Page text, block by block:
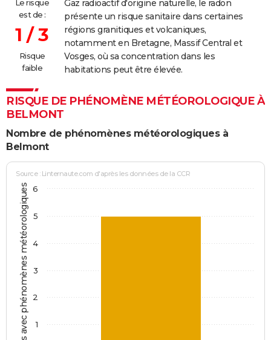
Le risque
est de :
1 / 3
Risque
faible
Gaz radioactif d'origine naturelle, le radon
présente un risque sanitaire dans certaines
régions granitiques et volcaniques,
notamment en Bretagne, Massif Central et
Vosges, où sa concentration dans les
habitations peut être élevée.
RISQUE DE PHÉNOMÈNE MÉTÉOROLOGIQUE À
BELMONT
Nombre de phénomènes météorologiques à
Belmont
Jours avec phénomènes météorologiques
Source : Linternaute.com d'après les données de la CCR
1
2
3
4
5
6